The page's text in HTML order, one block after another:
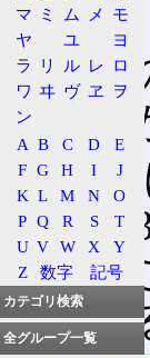
REX
り、
コード
具体
ち他
る。そ
記載す
マ ミ ム メ
モ
ヤ
ユ
ヨ
ラ
リ ル レ ロ
ワ ヰ ヴ ヱ
ヲ
ン
A B C D
E
F G H I
J
K L M N
O
P Q R S
T
U V W X
Y
Z
数字 記号
カテゴリ検索
全グループ一覧